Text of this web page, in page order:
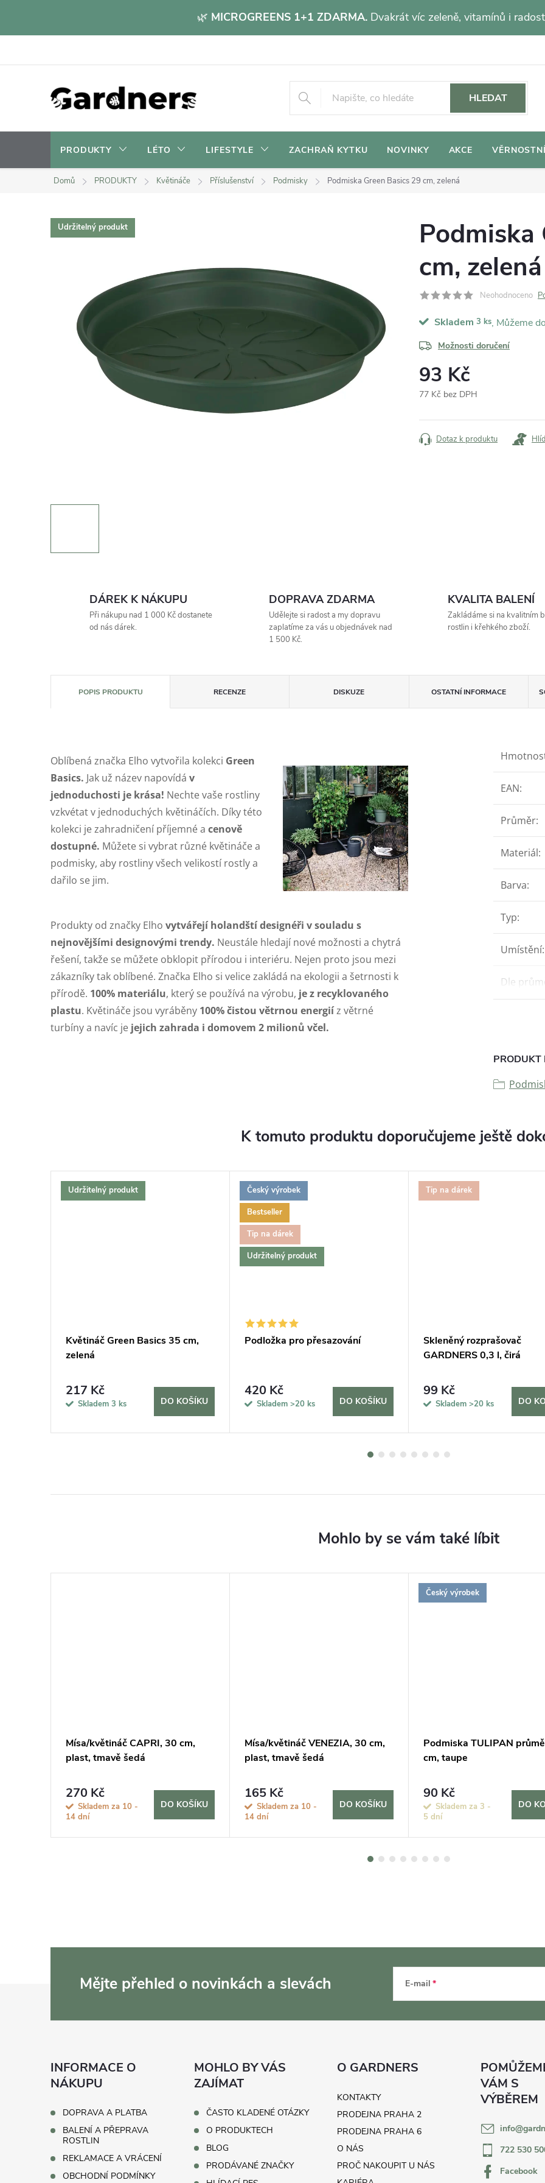
🌿 MICROGREENS 1+1 ZDARMA. Dvakrát víc zeleně, vitamínů i
HLEDAT
PRODUKTY LÉTO LIFESTYLE ZACHRAŇ KYTKU NOVINKY AKCE
Domů PRODUKTY Květináče Příslušenství Podmisky Podmiska Green Basics 29 cm, zelená
Udržitelný produkt
Podmiska
cm, zelená
Neohodnoceno
Skladem 3 ks
Možnosti doručení
93 Kč
77 Kč bez DPH
cena:
Dotaz k produktu
DÁREK K NÁKUPU
Při nákupu nad 1 000 Kč dostanete
od nás dárek.
DOPRAVA ZDARMA
Udělejte si radost a my dopravu
zaplatíme za vás u objednávek nad
1 500 Kč.
KVALITA BALENÍ
Zakládáme si na kvalitním
rostlin i křehkého zboží.
POPIS PRODUKTU RECENZE DISKUZE OSTATNÍ INFORMACE
Oblíbená značka Elho vytvořila kolekci Green
Basics. Jak už název napovídá v
jednoduchosti je krása! Nechte vaše rostliny
vzkvétat v jednoduchých květináčích. Díky této
kolekci je zahradničení příjemné a cenově
dostupné. Můžete si vybrat různé květináče a
podmisky, aby rostliny všech velikostí rostly a
dařilo se jim.
Produkty od značky Elho vytvářejí holandští designéři v souladu s
nejnovějšími designovými trendy. Neustále hledají nové možnosti a chytrá
řešení, takže se můžete obklopit přírodou i interiéru. Nejen proto jsou mezi
zákazníky tak oblíbené. Značka Elho si velice zakládá na ekologii a šetrnosti k
přírodě. 100% materiálu, který se používá na výrobu, je z recyklovaného
plastu. Květináče jsou vyráběny 100% čistou větrnou energiíz větrné
turbíny a navíc je jejich zahrada i domovem 2 milionů včel.
EAN:
Průměr:
Materiál:
Barva:
Typ:
Umístění:
Dle
PRODUKT
K tomuto produktu doporučujeme ještě
Udržitelný produkt
Květináč Green Basics 35 cm,
zelená
217 Kč
Skladem 3 ks DO KOŠÍKU
Český výrobek
Bestseller
Tip na dárek
Udržitelný produkt
Podložka pro přesazování
420 Kč
Skladem >20 ks DO KOŠÍKU
Tip na dárek
Skleněný rozprašovač
GARDNERS 0,3 l, čirá
99 Kč
Skladem >20 ks DO
Mísa/květináč CAPRI, 30 cm,
plast, tmavě šedá
270 Kč
Skladem za 10 -
14 dní
DO KOŠÍKU
Mísa/květináč VENEZIA, 30 cm,
plast, tmavě šedá
165 Kč
Skladem za 10 -
14 dní
DO KOŠÍKU
Český výrobek
Podmiska TULIPAN
cm, taupe
90 Kč
Skladem za 3 -
5 dní
DO
Mějte přehled o novinkách a slevách E-mail
INFORMACE O
NÁKUPU
DOPRAVA A PLATBA
BALENÍ A PŘEPRAVA
ROSTLIN
REKLAMACE A VRÁCENÍ
OBCHODNÍ PODMÍNKY
MOHLO BY VÁS
ZAJÍMAT
ČASTO KLADENÉ OTÁZKY
O PRODUKTECH
BLOG
PRODÁVANÉ ZNAČKY
O GARDNERS
KONTAKTY
PRODEJNA PRAHA 2
PRODEJNA PRAHA 6
O NÁS
PROČ NAKOUPIT U NÁS
info@
722 530
Facebook